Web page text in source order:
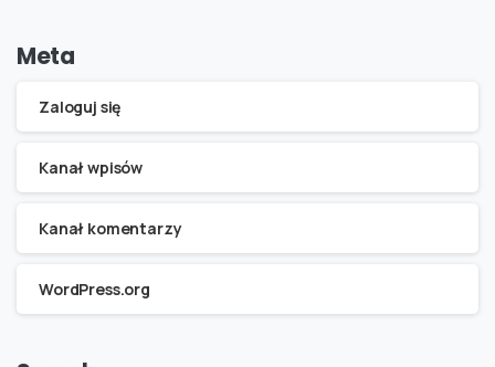
Meta
Zaloguj się
Kanał wpisów
Kanał komentarzy
WordPress.org